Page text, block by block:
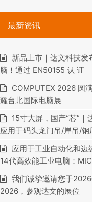
最新资讯
新品上市｜达文科技
脑！通过 EN50155 认 证
COMPUTEX 2026 圆
耀台北国际电脑展
15寸大屏，国产“芯”
应用于码头龙门吊/岸吊/钢
应用于工业自动化和
14代高效能工业电脑：
我们诚挚邀请您于
2026，参观达文的展位